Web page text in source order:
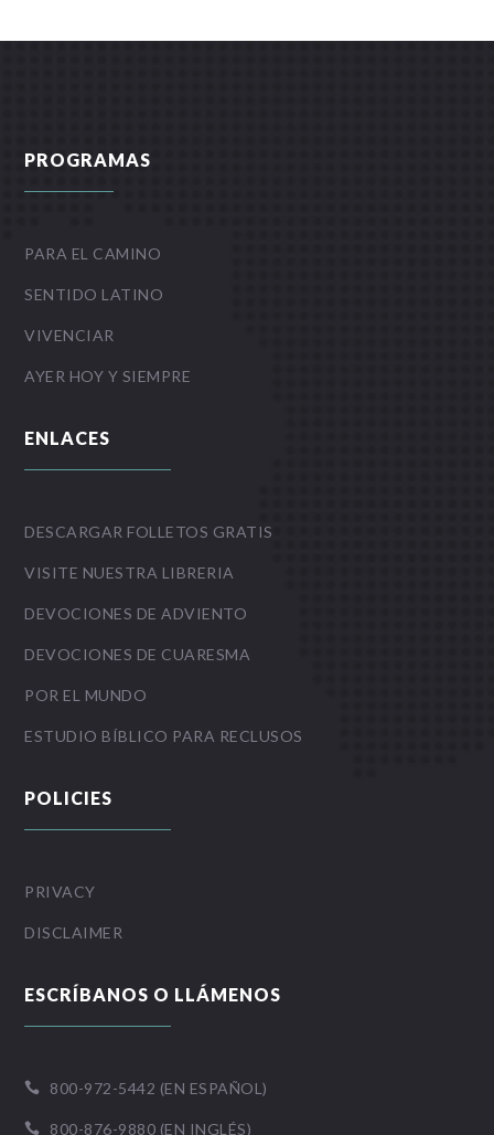
PROGRAMAS
PARA EL CAMINO
SENTIDO LATINO
VIVENCIAR
AYER HOY Y SIEMPRE
ENLACES
DESCARGAR FOLLETOS GRATIS
VISITE NUESTRA LIBRERIA
DEVOCIONES DE ADVIENTO
DEVOCIONES DE CUARESMA
POR EL MUNDO
ESTUDIO BÍBLICO PARA RECLUSOS
POLICIES
PRIVACY
DISCLAIMER
ESCRÍBANOS O LLÁMENOS
 800-972-5442 (EN ESPAÑOL)
 800-876-9880 (EN INGLÉS)